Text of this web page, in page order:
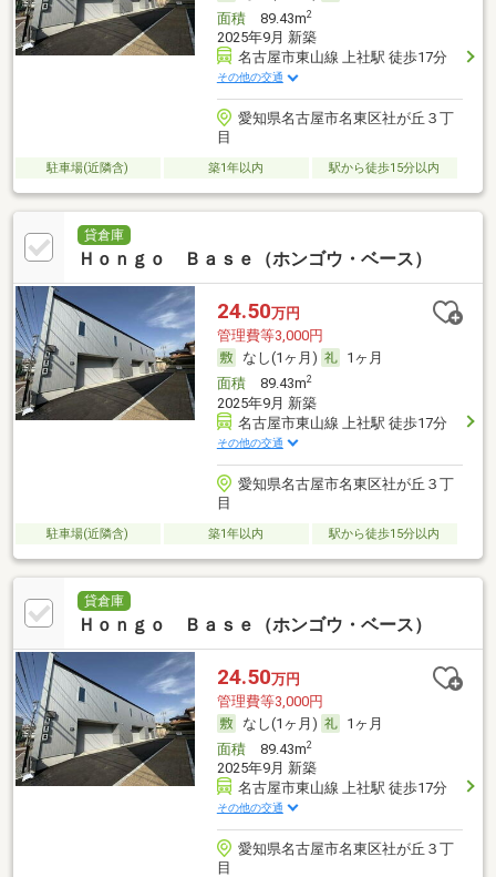
面積89.43m2
2025年9月 新築
名古屋市東山線 上社駅 徒歩17分
その他の交通
愛知県名古屋市名東区社が丘３丁
目
駐車場(近隣含) 築1年以内 駅から徒歩15分以内
貸倉庫
Ｈｏｎｇｏ Ｂａｓｅ（ホンゴウ・ベース）
24.50万円
管理費等3,000円
なし(1ヶ月)
1ヶ月
面積89.43m2
2025年9月 新築
名古屋市東山線 上社駅 徒歩17分
その他の交通
愛知県名古屋市名東区社が丘３丁
目
駐車場(近隣含) 築1年以内 駅から徒歩15分以内
貸倉庫
Ｈｏｎｇｏ Ｂａｓｅ（ホンゴウ・ベース）
24.50万円
管理費等3,000円
なし(1ヶ月)
1ヶ月
面積89.43m2
2025年9月 新築
名古屋市東山線 上社駅 徒歩17分
その他の交通
愛知県名古屋市名東区社が丘３丁
目